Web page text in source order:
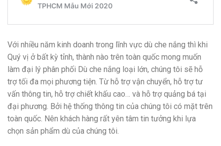
Với nhiều năm kinh doanh trong lĩnh vực dù che nắng thì khi
Quý vị ở bất kỳ tỉnh, thành nào trên toàn quốc mong muốn
làm đại lý phân phối Dù che nắng loại lớn, chúng tôi sẽ hỗ
trợ tối đa mọi phương tiện. Từ hỗ trợ vận chuyển, hỗ trợ tư
vấn thông tin, hỗ trợ chiết khấu cao… và hỗ trợ quảng bá tại
đại phương. Bởi hệ thống thông tin của chúng tôi có mặt trên
toàn quốc. Nên khách hàng rất yên tâm tin tưởng khi lựa
chọn sản phẩm dù của chúng tôi.